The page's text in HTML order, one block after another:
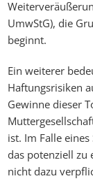
UmwStG), die
beginnt.
Ein weiterer
Haftungsrisiken
Gewinne dieser
ist. Im Falle
das potenziell
nicht dazu